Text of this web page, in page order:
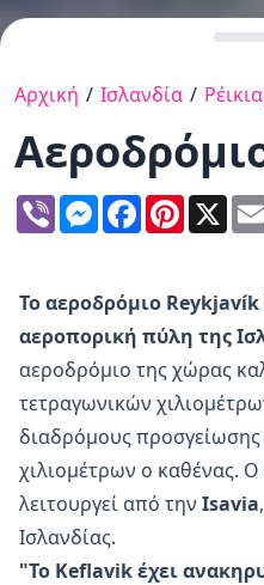
Αρχική / Ισλανδία /
ViberMessenger
FacebookPinterest
X
Το αεροδρόμιο
αεροπορική πύλη της
αεροδρόμιο της χώρας
τετραγωνικών
διαδρόμους
χιλιομέτρων ο καθένας.
λειτουργεί από την Isavia
Ισλανδίας.
"Το Keflavik έχει